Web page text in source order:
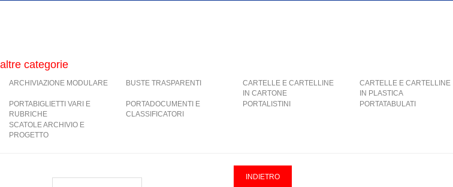
altre categorie
ARCHIVIAZIONE MODULARE BUSTE TRASPARENTI
CARTELLE E CARTELLINE
IN CARTONE
CARTELLE E CARTELLINE
IN PLASTICA
PORTABIGLIETTI VARI E
RUBRICHE
PORTADOCUMENTI E
CLASSIFICATORI
PORTALISTINI PORTATABULATI
SCATOLE ARCHIVIO E
PROGETTO